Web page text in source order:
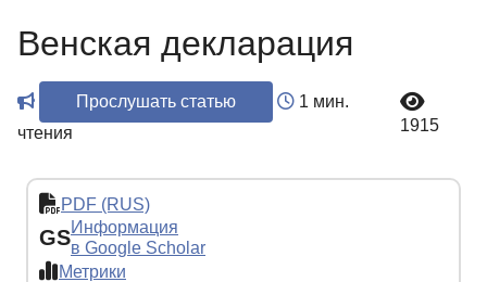
Венская декларация
Прослушать статью
1 мин.
чтения
1915
PDF (RUS)
GSИнформация
в Google Scholar
Метрики